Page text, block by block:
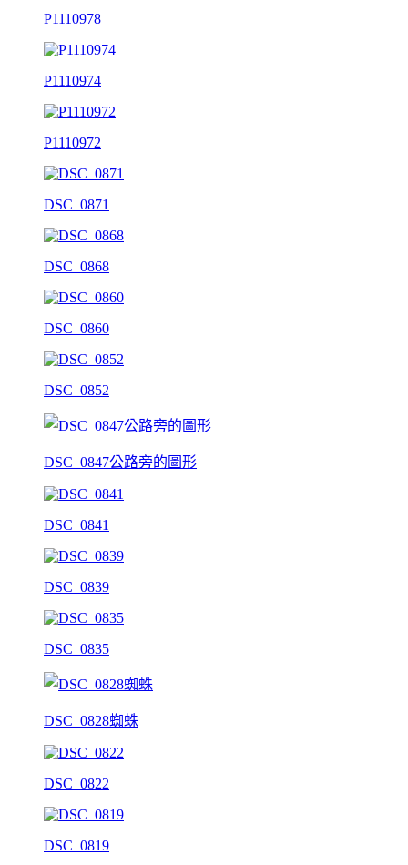
P1110978
P1110974
P1110972
DSC_0871
DSC_0868
DSC_0860
DSC_0852
DSC_0847公路旁的圖形
DSC_0841
DSC_0839
DSC_0835
DSC_0828蜘蛛
DSC_0822
DSC_0819